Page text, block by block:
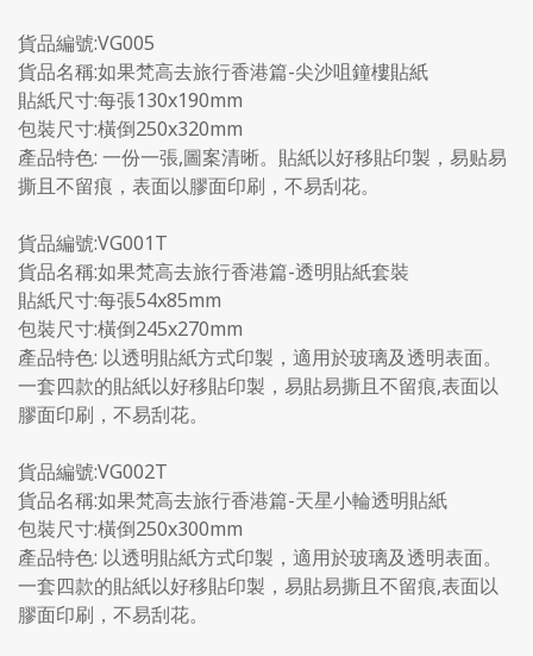
貨品編號:VG005
貨品名稱:如果梵高去旅行香港篇-尖沙咀鐘樓貼紙
貼紙尺寸:每張130x190mm
包裝尺寸:橫倒250x320mm
產品特色: 一份一張,圖案清晰。貼紙以好移貼印製，易贴易
撕且不留痕，表面以膠面印刷，不易刮花。
貨品編號:VG001T
貨品名稱:如果梵高去旅行香港篇-透明貼紙套裝
貼紙尺寸:每張54x85mm
包裝尺寸:橫倒245x270mm
產品特色: 以透明貼紙方式印製，適用於玻璃及透明表面。
一套四款的貼紙以好移貼印製，易貼易撕且不留痕,表面以
膠面印刷，不易刮花。
貨品編號:VG002T
貨品名稱:如果梵高去旅行香港篇-天星小輪透明貼紙
包裝尺寸:橫倒250x300mm
產品特色: 以透明貼紙方式印製，適用於玻璃及透明表面。
一套四款的貼紙以好移貼印製，易貼易撕且不留痕,表面以
膠面印刷，不易刮花。